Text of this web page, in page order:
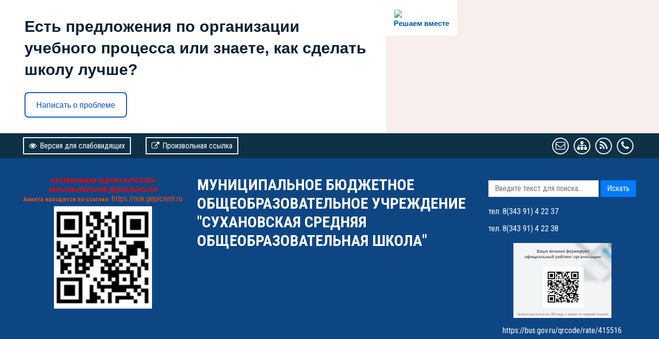
Решаем вместе
Есть предложения по организации
учебного процесса или знаете, как сделать
школу лучше?
Написать о проблеме
Версия для слабовидящих Произвольная ссылка
НЕЗАВИСИМАЯ ОЦЕНКА КАЧЕСТВА
ОБРАЗОВАТЕЛЬНОЙ ДЕЯТЕЛЬНОСТИ
Анкета находится по ссылке: https://nok.gepicentr.ru
МУНИЦИПАЛЬНОЕ БЮДЖЕТНОЕ
ОБЩЕОБРАЗОВАТЕЛЬНОЕ УЧРЕЖДЕНИЕ
"СУХАНОВСКАЯ СРЕДНЯЯ
ОБЩЕОБРАЗОВАТЕЛЬНАЯ ШКОЛА"
Искать
тел. 8(343 91) 4 22 37
тел. 8(343 91) 4 22 38
https://bus.gov.ru/qrcode/rate/415516